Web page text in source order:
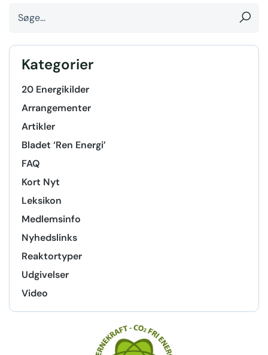
Kategorier
20 Energikilder
Arrangementer
Artikler
Bladet ‘Ren Energi’
FAQ
Kort Nyt
Leksikon
Medlemsinfo
Nyhedslinks
Reaktortyper
Udgivelser
Video